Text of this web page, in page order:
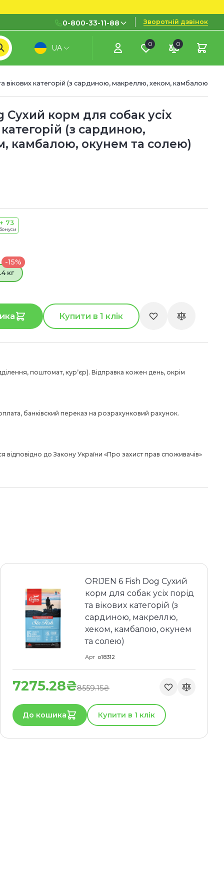
0-800-33-11-88
0-800-33-11-88
Безкоштовно з міських і
(097) 133 11 88
(073) 133 11 88
Зворотній дзвінок
UA 0 0
вікових категорій (з сардиною, макреллю, хеком, камбалою,
Сухий корм для собак усіх
(з сардиною,
камбалою, окунем та солею)
+ 73
бонуси
-15%
кг
Купити в 1 клік
поштомат, курʼєр). Відправка кожен день, окрім
банківский переказ на розрахунковий рахунок.
відповідно до Закону України «Про захист прав споживачів»
ORIJEN 6 Fish Dog Сухий
корм для собак усіх порід
та вікових категорій (з
сардиною, макреллю,
хеком, камбалою, окунем
та солею)
Арт o18312
7275.28₴8559.15₴
До кошика Купити в 1 клік